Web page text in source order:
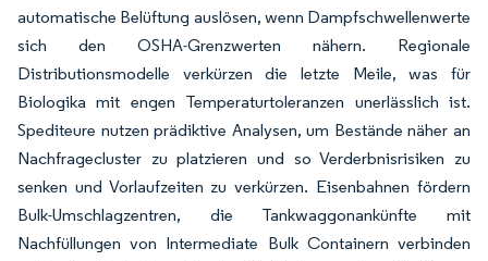
automatische Belüftung auslösen, wenn Dampfschwellenwerte
sich den OSHA-Grenzwerten nähern. Regionale
Distributionsmodelle verkürzen die letzte Meile, was für
Biologika mit engen Temperaturtoleranzen unerlässlich ist.
Spediteure nutzen prädiktive Analysen, um Bestände näher an
Nachfragecluster zu platzieren und so Verderbnisrisiken zu
senken und Vorlaufzeiten zu verkürzen. Eisenbahnen fördern
Bulk-Umschlagzentren, die Tankwaggonankünfte mit
Nachfüllungen von Intermediate Bulk Containern verbinden